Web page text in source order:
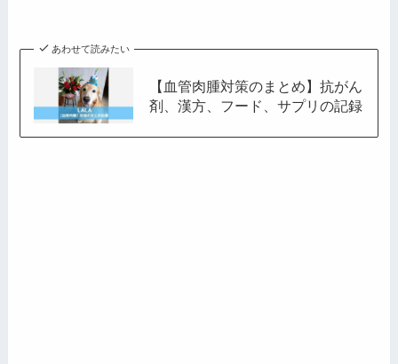
あわせて読みたい
【血管肉腫対策のまとめ】抗がん
剤、漢方、フード、サプリの記録